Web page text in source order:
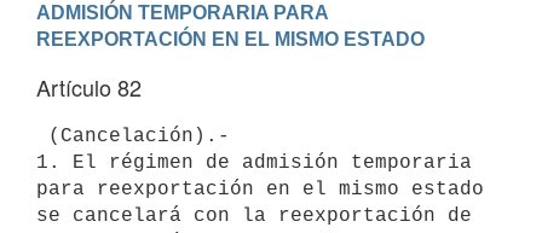
ADMISIÓN TEMPORARIA PARA
REEXPORTACIÓN EN EL MISMO ESTADO
Artículo 82
1. El régimen de admisión temporaria
para reexportación en el mismo estado
se cancelará con la reexportación de